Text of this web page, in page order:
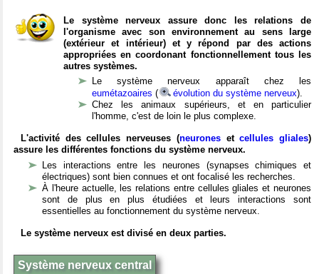
Le système nerveux assure donc les relations de
l'organisme avec son environnement au sens large
(extérieur et intérieur) et y répond par des actions
appropriées en coordonant fonctionnellement tous les
autres systèmes.
Le système nerveux apparaît chez les
eumétazoaires ( évolution du système nerveux).
Chez les animaux supérieurs, et en particulier
l'homme, c'est de loin le plus complexe.
L'activité des cellules nerveuses (neuronesetcellules gliales)
assure les différentes fonctions du système nerveux.
Les interactions entre les neurones (synapses chimiques et
électriques) sont bien connues et ont focalisé les recherches.
À l'heure actuelle, les relations entre cellules gliales et neurones
sont de plus en plus étudiées et leurs interactions sont
essentielles au fonctionnement du système nerveux.
Le système nerveux est divisé en deux parties.
Système nerveux central